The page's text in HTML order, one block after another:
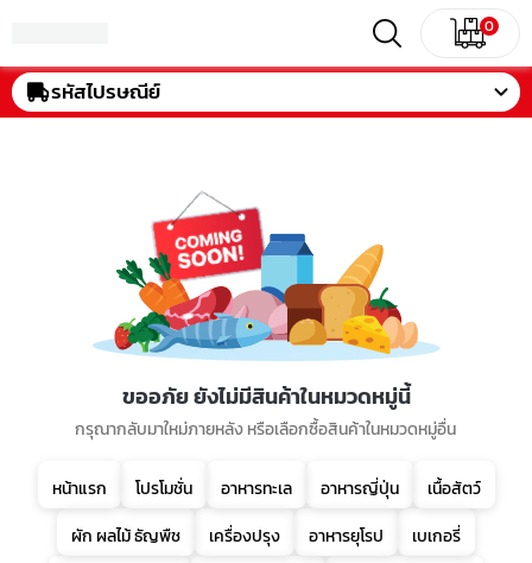
0
รหัสไปรษณีย์
ขออภัย ยังไม่มีสินค้าในหมวดหมู่นี้
กรุณากลับมาใหม่ภายหลัง หรือเลือกซื้อสินค้าในหมวดหมู่อื่น
หน้าแรก โปรโมชั่น อาหารทะเล อาหารญี่ปุ่น
เนื้อสัตว์
ผัก ผลไม้ ธัญพืช
เครื่องปรุง อาหารยุโรป
เบเกอรี่